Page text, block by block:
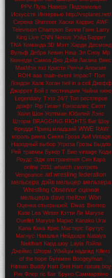
PPV Путь Наверх Подземелье
Искусств Интервью http://vsplanet.net/
Серена Shimmer Хаски Харрис AWF
Television Champion Билли Ганн Larry
King Live CNN Nexus Уэйд Баррет
TNA Команда 3D Мэтт Харди Десмонд
Вульф Дебра Кевин Неш Эл Сноу Мр.
Кеннеди Самоа Джо Дэйв Лагана Винс
МакМэн nxt Кристи Риччи Алоизия
ROH aaa main-event ImpacT Пол
Лондон Халк Хоган hell in a cell Джефф
Джаррет Бой с лестницаии Чайна кино
Legendary Тэзз 24/7 Топ рестлеров
драфт Rip Гигант Гонзсалес Скотт
Холл Шон Уолтман Юбилей Лэнс
Шторм BRAGGING RIGHTS Биг Шоу
Фредди Принц младший WWE RAW
король ринга Синяя Гроза Awf Vintage
Народный выбор Угроза Грозы Быдло
Рей травмы Букер Т Био vintage Коди
Роудс Эдж отстранения Син Кара
online 2011 whatch смотреть
Vengeance art wresling federation
мельсера дэйв мельцер мельзера
Wrestling Observer оценки
мельцера dave meltzer Won
Оценка отыгрышей. Divas Винтер
Katie Lea Winter Кэтти Ли Maryse
Ouellet Maryse Марис Kanako Urai
Kana Кана Крис Мастерс Брутус
Магнус Наталья Нейдхарт Natalya
Neidhart Кард шоу Layla Лэйла
Джеймс Шторм Убийцы надежд Killers
of the hope Бугимен Boogeyman
Hitman Buddy Hart Bret Hart nature boy
Рик Флер ric flair Бруно Саммартино